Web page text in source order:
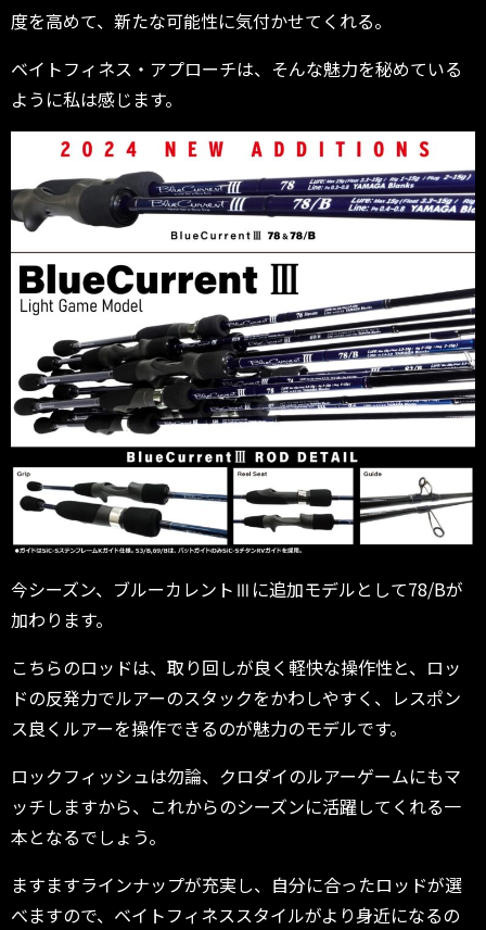
度を高めて、新たな可能性に気付かせてくれる。
ベイトフィネス・アプローチは、そんな魅力を秘めている
ように私は感じます。
今シーズン、ブルーカレントⅢに追加モデルとして78/Bが
加わります。
こちらのロッドは、取り回しが良く軽快な操作性と、ロッ
ドの反発力でルアーのスタックをかわしやすく、レスポン
ス良くルアーを操作できるのが魅力のモデルです。
ロックフィッシュは勿論、クロダイのルアーゲームにもマ
ッチしますから、これからのシーズンに活躍してくれる一
本となるでしょう。
ますますラインナップが充実し、自分に合ったロッドが選
べますので、ベイトフィネススタイルがより身近になるの